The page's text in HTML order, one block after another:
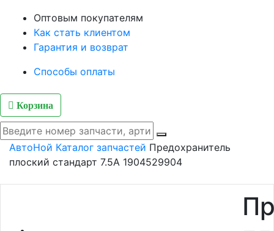
Оптовым покупателям
Как стать клиентом
Гарантия и возврат
Способы оплаты
Корзина
АвтоНой Каталог запчастей Предохранитель
плоский стандарт 7.5A 1904529904